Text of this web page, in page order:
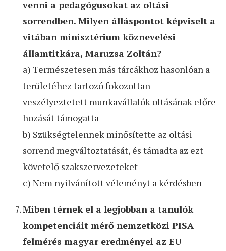
venni a pedagógusokat az oltási
sorrendben. Milyen álláspontot képviselt a
vitában minisztérium köznevelési
államtitkára, Maruzsa Zoltán?
a) Természetesen más tárcákhoz hasonlóan a
területéhez tartozó fokozottan
veszélyeztetett munkavállalók oltásának előre
hozását támogatta
b) Szükségtelennek minősítette az oltási
sorrend megváltoztatását, és támadta az ezt
követelő szakszervezeteket
c) Nem nyilvánított véleményt a kérdésben
Miben térnek el a legjobban a tanulók
kompetenciáit mérő nemzetközi PISA
felmérés magyar eredményei az EU